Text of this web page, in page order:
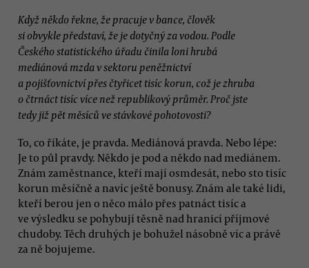
Když někdo řekne, že pracuje v bance, člověk
si obvykle představí, že je dotyčný za vodou. Podle
Českého statistického úřadu činila loni hrubá
mediánová mzda v sektoru peněžnictví
a pojišťovnictví přes čtyřicet tisíc korun, což je zhruba
o čtrnáct tisíc více než republikový průměr. Proč jste
tedy již pět měsíců ve stávkové pohotovosti?
To, co říkáte, je pravda. Mediánová pravda. Nebo lépe:
Je to půl pravdy. Někdo je pod a někdo nad mediánem.
Znám zaměstnance, kteří mají osmdesát, nebo sto tisíc
korun měsíčně a navíc ještě bonusy. Znám ale také lidi,
kteří berou jen o něco málo přes patnáct tisíc a
ve výsledku se pohybují těsně nad hranicí příjmové
chudoby. Těch druhých je bohužel násobně víc a právě
za ně bojujeme.